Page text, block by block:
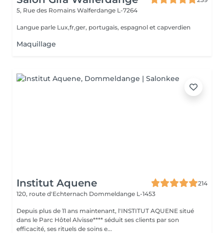
5, Rue des Romains Walferdange L-7264
Langue parle Lux,fr,ger, portugais, espagnol et capverdien
Maquillage
Institut Aquene
214
120, route d'Echternach Dommeldange L-1453
Depuis plus de 11 ans maintenant, l'INSTITUT AQUENE situé
dans le Parc Hôtel Alvisse**** séduit ses clients par son
efficacité, ses rituels de soins e...